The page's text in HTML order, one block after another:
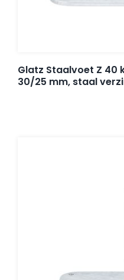
Glatz Staalvoet Z 40
30/25 mm, staal